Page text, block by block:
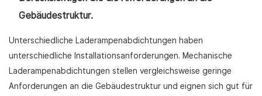
Gebäudestruktur.
Unterschiedliche Laderampenabdichtungen haben
unterschiedliche Installationsanforderungen. Mechanische
Laderampenabdichtungen stellen vergleichsweise geringe
Anforderungen an die Gebäudestruktur und eignen sich gut für